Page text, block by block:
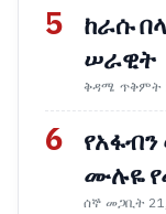
5
ከራሱ
ሠራዊት
ቅዳሜ ጥቅምት
6
ሙሉዬ
ሰኞ መጋቢት